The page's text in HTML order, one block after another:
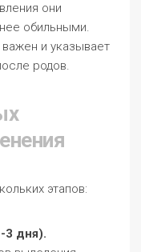
они
обильными.
и указывает
родов.
этапов:
3 дня).